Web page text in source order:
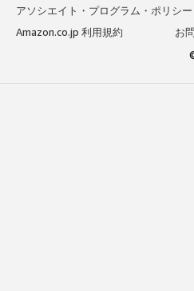
アソシエイト・プログラム・ポリシー
Amazon.co.jp 利用規約
お